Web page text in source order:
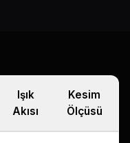
Işık
Akısı
Kesim
Ölçüsü